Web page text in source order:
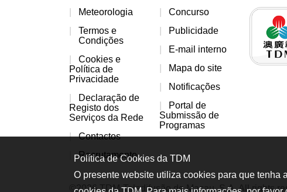
Meteorologia
Termos e
Condições
Cookies e
Política de
Privacidade
Declaração de
Registo dos
Serviços da Rede
Contactos
Recrutamento
Concurso
Publicidade
E-mail interno
Mapa do site
Notificações
Portal de
Submissão de
Programas
©2026 TDM-Teledifusão de Macau, S.A. All rights
Política de Cookies da TDM
O presente website utiliza cookies para que